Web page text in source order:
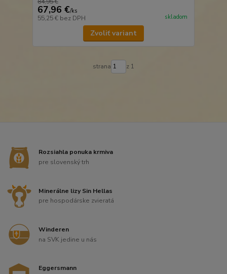
67,96 €/ks
55,25 € bez DPH skladom
Zvoliť variant
strana z 1
Rozsiahla ponuka krmiva
pre slovenský trh
Minerálne lizy Sin Hellas
pre hospodárske zvieratá
Winderen
na SVK jedine u nás
Eggersmann